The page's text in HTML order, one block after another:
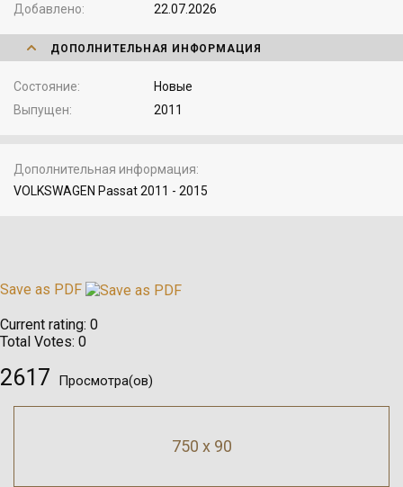
Добавлено
22.07.2026
ДОПОЛНИТЕЛЬНАЯ ИНФОРМАЦИЯ
Состояние
Новые
Выпущен
2011
Дополнительная информация
VOLKSWAGEN Passat 2011 - 2015
Save as PDF
Current rating: 0
Total Votes: 0
2617 Просмотра(ов)
750 x 90